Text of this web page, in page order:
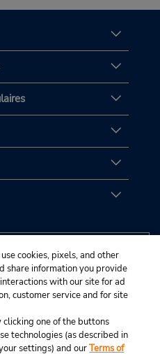
cookies, pixels, and other
share information you provide
with our site for ad
customer service and for site
one of the buttons
technologies (as described in
settings) and ourTerms of